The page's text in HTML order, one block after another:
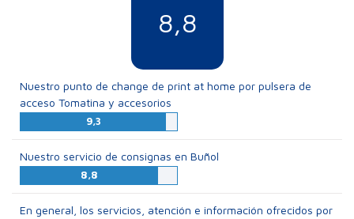
8,8
Nuestro punto de change de print at home por pulsera de
acceso Tomatina y accesorios
9,3
Nuestro servicio de consignas en Buñol
8,8
En general, los servicios, atención e información ofrecidos por